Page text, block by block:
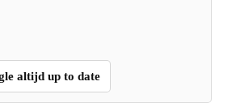
altijd up to date